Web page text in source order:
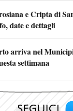
e Cripta di
date e dettagli
arriva nel
settimana